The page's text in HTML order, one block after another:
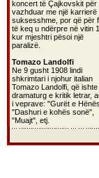
koncert të Çajkovskit për
vazhduar me një karrierë
suksesshme, por që për
të keq u ndërpre në vitin
kur mjeshtri pësoi një
paralizë.
Tomazo Landolfi
Ne 9 gusht 1908 lindi
shkrimtari i njohur italian
Tomazo Landolfi, që
dramaturg e kritik letrar,
i veprave: "Gurët e
"Dashuri e kohës sonë",
"Muajt", etj.